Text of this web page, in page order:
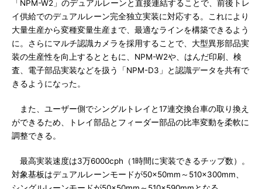
「NPM-W2」のデュアルレーンと直接連結することで、前後トレ
イ供給でのデュアルレーン完全独立実装に対応する。これにより
大量生産から変種変量生産まで、最適なラインを構築できるよう
に。さらにマルチ認識カメラを採用することで、大型異形部品実
装の生産性を向上するとともに、NPM-W2や、はんだ印刷、検
査、電子部品実装などを扱う「NPM-D3」と認識データを共有で
きるようになった。
また、ユーザー側でシングルトレイと17連交換台車の取り換え
ができるため、トレイ部品とフィーダー部品の比率変動を柔軟に
調整できる。
最高実装速度は3万6000cph（1時間に実装できるチップ数）。
対象基板はデュアルレーンモードが50×50mm～510×300mm、